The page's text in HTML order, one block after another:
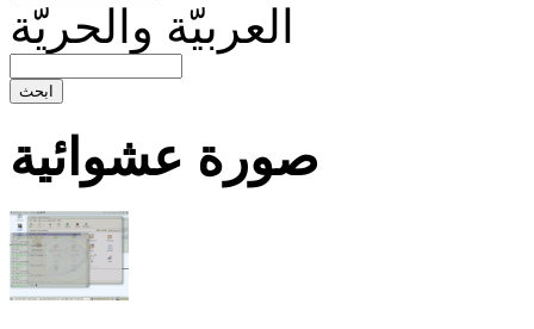
العربيّة والحريّة
صورة عشوائية